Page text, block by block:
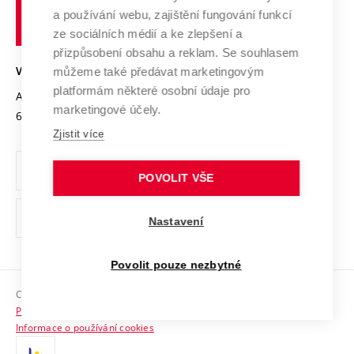
Transfer znalostí
Open Science
Projekty
Projekty ze strukturálních fondů
Specifický výzkum
Služby univerzity
Mezinárodní dohody
Univerzitní sítě
Podnikavá univerzita / ContriBUTe
Bezpečná univerzita
Vyznamenání
Organizační struktura
Ochrana osobních údajů
odkaz)
Sociální bezpečí
HR Award
učení
technické
VYSOKÉ UČENÍ TECHNICKÉ V BRNĚ
Antonínská 548/1
602 00 Brno
www.vut.cz
vut@vutbr.cz
Copyright © 2026 VUT
Prohlášení o přístupnosti
Informace o používání cookies
a používání webu, zajištění fungování funkcí
ze sociálních médií a ke zlepšení a
přizpůsobení obsahu a reklam. Se souhlasem
můžeme také předávat marketingovým
platformám některé osobní údaje pro
marketingové účely.
Zjistit více
POVOLIT VŠE
Nastavení
Povolit pouze nezbytné